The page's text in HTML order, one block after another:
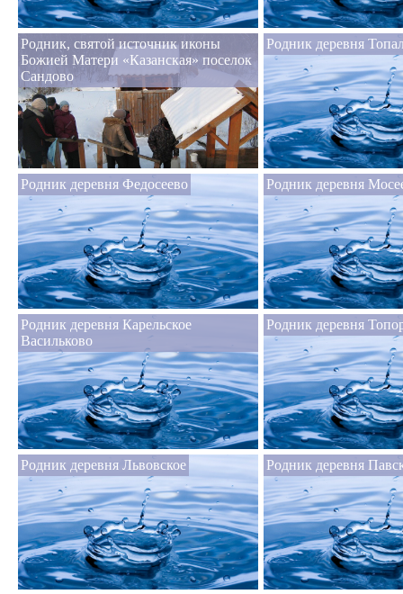
Родник, святой источник иконы
Божией Матери «Казанская» поселок
Сандово
Родник деревня
Родник деревня Федосеево Родник деревня
Родник деревня Карельское
Васильково
Родник деревня
Родник деревня Львовское Родник деревня